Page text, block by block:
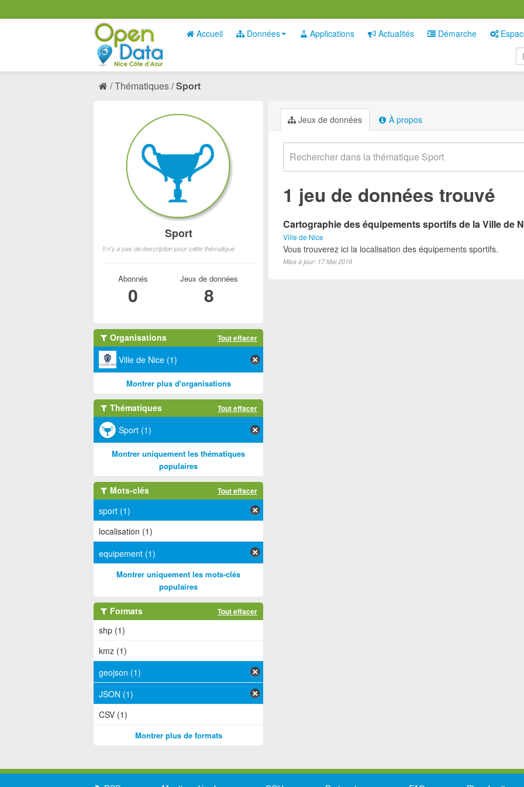
Accueil Données Applications Actualités Démarche
Thématiques Sport
Jeux de données À propos
1 jeu de données trouvé
Cartographie des équipements sportifs de la Ville de
Ville de Nice
Vous trouverez ici la localisation des équipements sportifs.
Mise à jour: 17 Mai 2019
Sport
Il n'y a pas de description pour cette thématique
Abonnés
0
Jeux de données
8
Organisations Tout effacer
Ville de Nice (1)
Montrer plus d'organisations
Thématiques Tout effacer
Sport (1)
Montrer uniquement les thématiques
populaires
Mots-clés Tout effacer
sport (1)
localisation (1)
equipement (1)
Montrer uniquement les mots-clés
populaires
Formats Tout effacer
shp (1)
kmz (1)
geojson (1)
JSON (1)
CSV (1)
Montrer plus de formats